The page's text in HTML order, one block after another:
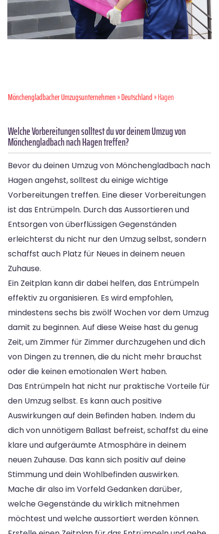
Mönchen­gladbacher Umzugsunternehmen»Deutschland» Hagen
Welche Vorbereitungen solltest du vor deinem Umzug von
Mönchengladbach nach Hagen treffen?
Bevor du deinen Umzug von Mönchengladbach nach
Hagen angehst, solltest du einige wichtige
Vorbereitungen treffen. Eine dieser Vorbereitungen
ist das Entrümpeln. Durch das Aussortieren und
Entsorgen von überflüssigen Gegenständen
erleichterst du nicht nur den Umzug selbst, sondern
schaffst auch Platz für Neues in deinem neuen
Zuhause.
Ein Zeitplan kann dir dabei helfen, das Entrümpeln
effektiv zu organisieren. Es wird empfohlen,
mindestens sechs bis zwölf Wochen vor dem Umzug
damit zu beginnen. Auf diese Weise hast du genug
Zeit, um Zimmer für Zimmer durchzugehen und dich
von Dingen zu trennen, die du nicht mehr brauchst
oder die keinen emotionalen Wert haben.
Das Entrümpeln hat nicht nur praktische Vorteile für
den Umzug selbst. Es kann auch positive
Auswirkungen auf dein Befinden haben. Indem du
dich von unnötigem Ballast befreist, schaffst du eine
klare und aufgeräumte Atmosphäre in deinem
neuen Zuhause. Das kann sich positiv auf deine
Stimmung und dein Wohlbefinden auswirken.
Mache dir also im Vorfeld Gedanken darüber,
welche Gegenstände du wirklich mitnehmen
möchtest und welche aussortiert werden können.